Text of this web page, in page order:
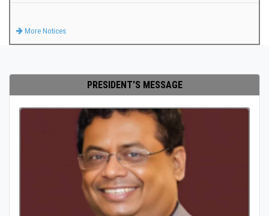
More Notices
PRESIDENT'S MESSAGE